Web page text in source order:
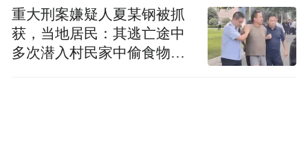
重大刑案嫌疑人夏某钢被抓
获，当地居民：其逃亡途中
多次潜入村民家中偷食物被